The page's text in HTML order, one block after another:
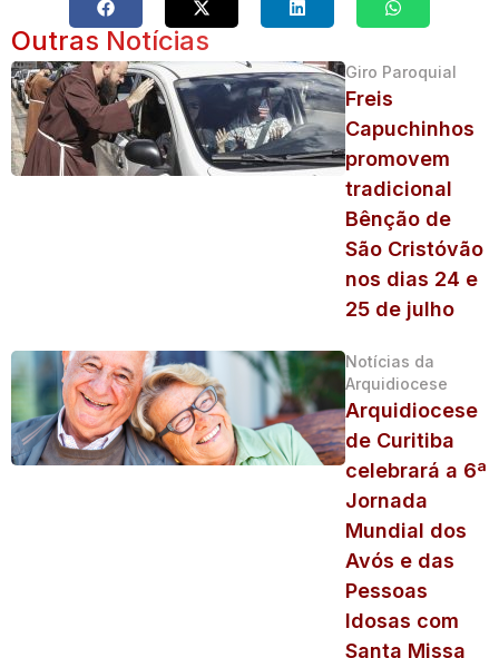
Outras Notícias
Giro Paroquial
Freis
Capuchinhos
promovem
tradicional
Bênção de
São Cristóvão
nos dias 24 e
25 de julho
Notícias da
Arquidiocese
Arquidiocese
de Curitiba
celebrará a 6ª
Jornada
Mundial dos
Avós e das
Pessoas
Idosas com
Santa Missa